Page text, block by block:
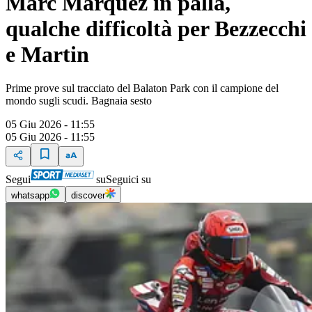
qualche difficoltà per Bezzecchi
e Martin
Prime prove sul tracciato del Balaton Park con il campione del
mondo sugli scudi. Bagnaia sesto
05 Giu 2026 - 11:55
05 Giu 2026 - 11:55
Segui suSeguici su
whatsapp discover